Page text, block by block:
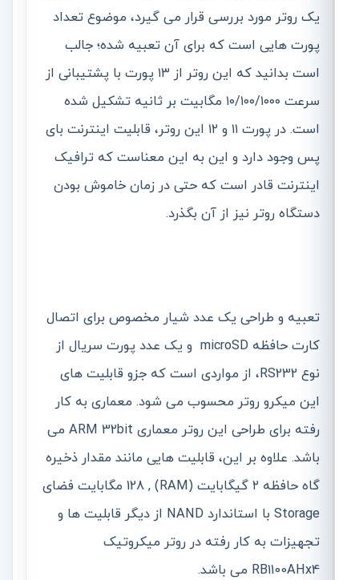
یک روتر مورد بررسی قرار می گیرد، موضوع تعداد
پورت هایی است که برای آن تعبیه شده؛ جالب
است بدانید که این روتر از ۱۳ پورت با پشتیبانی از
سرعت ۱۰/۱۰۰/۱۰۰۰ مگابیت بر ثانیه تشکیل شده
است. در پورت ۱۱ و ۱۲ این روتر، قابلیت اینترنت بای
پس وجود دارد و این به این معناست که ترافیک
اینترنت قادر است که حتی در زمان خاموش بودن
دستگاه روتر نیز از آن بگذرد.
تعبیه و طراحی یک عدد شیار مخصوص برای اتصال
کارت حافظه microSD و یک عدد پورت سریال از
نوع RS232، از مواردی است که جزو قابلیت های
این میکرو روتر محسوب می شود. معماری به کار
رفته برای طراحی این روتر معماری ARM 32bit می
باشد. علاوه بر این، قابلیت هایی مانند مقدار ذخیره
گاه حافظه ۲ گیگابایت (RAM) , 128 مگابایت فضای
Storage با استاندارد NAND از دیگر قابلیت ها و
تجهیزات به کار رفته در روتر میکروتیک
RB1100AHx4 می باشد.